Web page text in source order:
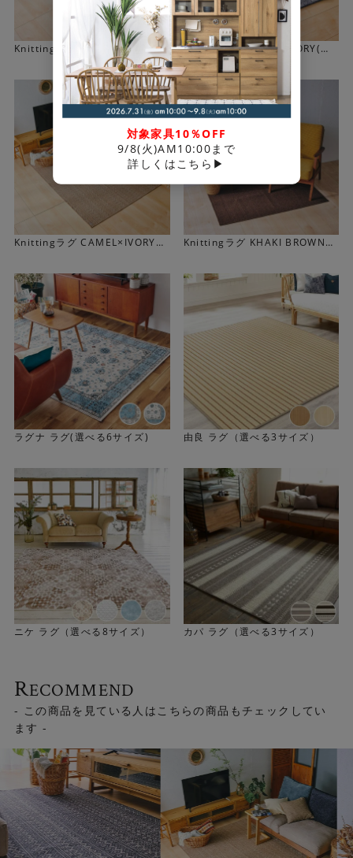
フィッシャーマンズセーターがモチーフ
Knittingは一見無地に見えるシンプルなラグです。フィッ
シャーマンズセーターの編み模様がモチーフになっていま
す。アイルランドやスコットランドの漁師の防寒セーター
にルーツがあるフィッシャーマンズセーターの凹凸感や織
り模様が表現されています。素朴ながらも洋服のようなデ
ザイン性も感じつつ、飽きがこず永く愛用できるのが魅力
です。 「セーターの編み模様をカーペットの織りで表現」
するという、堀田カーペットの技術が存分に駆使された豊
かな表情が楽しめます。
▼IVORYは、主張しすぎないニュートラルカラー。どのよ
Knittingラグ GREY(選べる10サ
Knittingラグ NAVY×IVORY(選
べる10サイズ)
Knittingラグ CAMEL×IVORY
Knittingラグ KHAKI BROWN
ラグナ ラグ(選べる6サイズ) 由良 ラグ（選べる3サイズ）
ニケ ラグ（選べる8サイズ） カパ ラグ（選べる3サイズ）
RECOMMEND
- この商品を見ている人はこちらの商品もチェックしてい
ます -
対象家具10％OFF
9/8(火)AM10:00まで
詳しくはこちら▶